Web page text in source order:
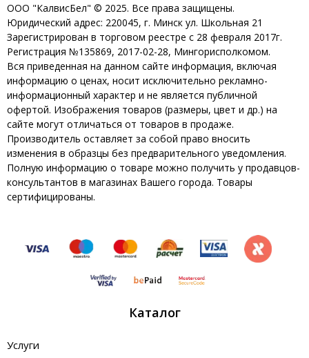
ООО "КалвисБел" © 2025. Все права защищены.
Юридический адрес: 220045, г. Минск ул. Школьная 21
Зарегистрирован в торговом реестре с 28 февраля 2017г.
Регистрация №135869, 2017-02-28, Мингорисполкомом.
Вся приведенная на данном сайте информация, включая
информацию о ценах, носит исключительно рекламно-
информационный характер и не является публичной
офертой. Изображения товаров (размеры, цвет и др.) на
сайте могут отличаться от товаров в продаже.
Производитель оставляет за собой право вносить
изменения в образцы без предварительного уведомления.
Полную информацию о товаре можно получить у продавцов-
консультантов в магазинах Вашего города. Товары
сертифицированы.
Каталог
Услуги